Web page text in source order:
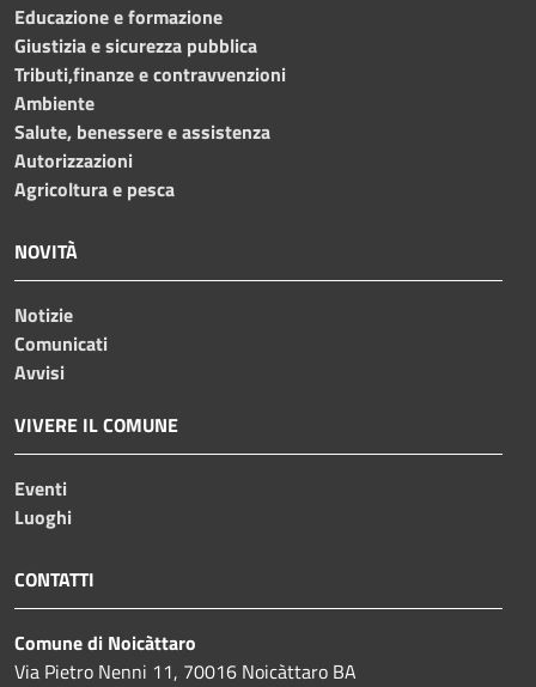
Educazione e formazione
Giustizia e sicurezza pubblica
Tributi,finanze e contravvenzioni
Ambiente
Salute, benessere e assistenza
Autorizzazioni
Agricoltura e pesca
NOVITÀ
Notizie
Comunicati
Avvisi
VIVERE IL COMUNE
Eventi
Luoghi
CONTATTI
Comune di Noicàttaro
Via Pietro Nenni 11, 70016 Noicàttaro BA